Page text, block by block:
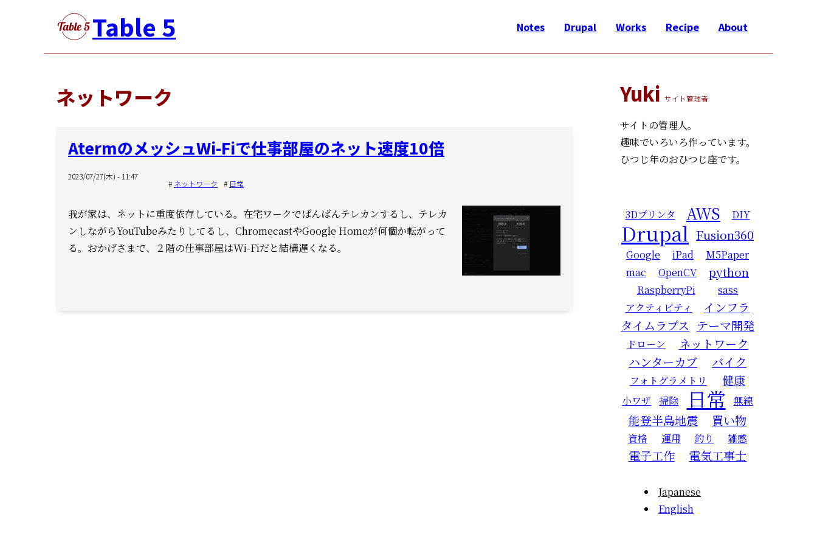
Table 5
ン
Notes Drupal Works Recipe About
ネットワーク
AtermのメッシュWi-Fiで仕事部屋のネット速度10倍
2023/07/27(木) - 11:47
ネットワーク 日常
我が家は、ネットに重度依存している。 在宅ワークでばんばんテレカンするし、 テレカ
ンしながらYouTubeみたりしてるし、 ChromecastやGoogle Homeが何個か転がって
る。 おかげさまで、２階の仕事部屋はWi-Fiだと結構遅くなる。
Yuki サイト管理者
サイトの管理人。
趣味でいろいろ作っています。
ひつじ年のおひつじ座です。
3Dプリンタ AWS DIY
Drupal Fusion360
Google iPad
M5Paper
mac
OpenCV python
RaspberryPi
sass
アクティビティ
インフラ
タイムラプス テーマ開発
ドローン
ネットワーク
ハンターカブ
バイク
フォトグラメトリ 健康
小ワザ 掃除 日常 無線
能登半島地震 買い物
資格 運用 釣り 雑感
電子工作 電気工事士
Japanese
English